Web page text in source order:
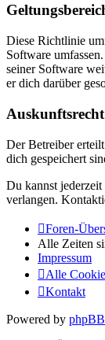
Diese Richtlinie
Software
seiner Software
er dich darüber
Auskunftsrecht
Der Betreiber
dich gespeichert
Du kannst
verlangen.
Foren-
Alle Zeiten
Impressum
Alle
Kontakt
Powered by phpBB